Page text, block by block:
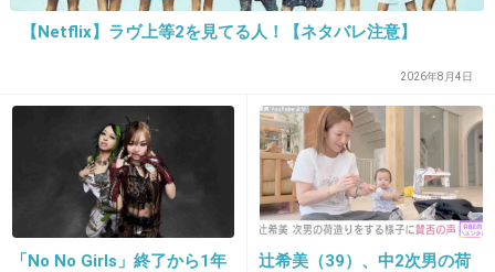
っこう言ってて少し難しい所もある人なのかな
と思った
みんな長くやってれば葛藤もあるけど認め合っ
てるからずっと一緒にやってられるんだろうね
+291 -8
【Netflix】ラヴ上等2を見てる人！【ネタバレ注意】
2026年8月4日
「No No Girls」終了から1年
辻希美（39）、中2次男の荷